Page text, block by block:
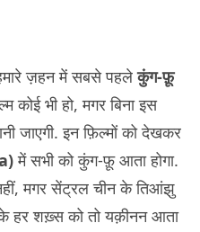
हमारे ज़हन में सबसे पहलेकुंग-फ़ू
कोई भी हो, मगर बिना इस
जाएगी. इन फ़िल्मों को देखकर
में सभी को कुंग-फ़ू आता होगा.
मगर सेंट्रल चीन के तिआंझु
हर शख़्स को तो यक़ीनन आता